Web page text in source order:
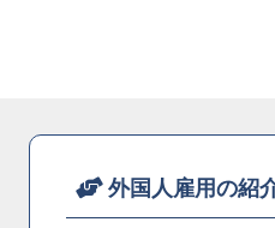
外国人雇用の紹